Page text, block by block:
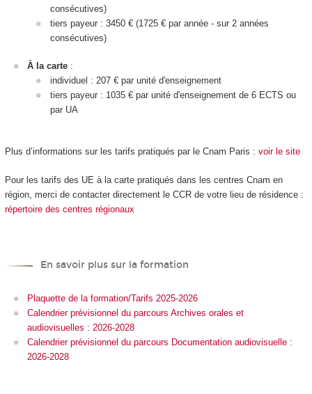
consécutives)
tiers payeur : 3450 € (1725 € par année - sur 2 années
consécutives)
À la carte :
individuel : 207 € par unité d'enseignement
tiers payeur : 1035 € par unité d'enseignementde 6 ECTS ou
par UA
Plus d’informations sur les tarifs pratiqués par le Cnam Paris : voir le site
Pour les tarifs des UE à la cartepratiqués dans les centres Cnam en
région, merci de contacter directement le CCR de votre lieu de résidence :
répertoire des centres régionaux
En savoir plus sur la formation
Plaquette de la formation/Tarifs 2025-2026
Calendrier prévisionnel du parcours Archives orales et
audiovisuelles : 2026-2028
Calendrier prévisionnel du parcours Documentation audiovisuelle :
2026-2028